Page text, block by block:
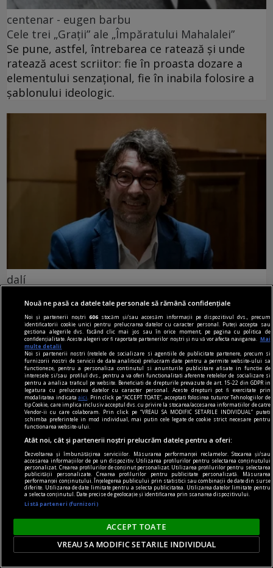
centenar - eugen barbu
Cele trei „Grații” ale „Împăratului Mahalalei”
Se pune, astfel, întrebarea ce ratează și unde
ratează acest scriitor: fie în proasta dozare a
elementului senzațional, fie în inabila folosire a
șablonului ideologic.
dalí
Dalí vorbește românilor pe limba lor,
spunîndu‑le, totuși, o poveste pe care nu o pot
auzi de la nici un alt artist.
Sever VOINESCU
dalí
„Bucureștiul reflectă perfect genul de om care a
Nouă ne pasă ca datele tale personale să rămână confidențiale
Noi și partenerii noștri606 stocăm și/sau accesăm informații pe dispozitivul dvs., precum
identificatorii cookie unici pentru prelucrarea datelor cu caracter personal. Puteți accepta sau
gestiona alegerile dvs. făcând clic mai jos sau în orice moment, pe pagina cu politica de
confidențialitate. Aceste alegeri vor fi raportate partenerilor noștri și nu vă vor afecta navigarea.
Mai
multe detalii
Noi si partenerii nostri (retelele de socializare si agentiile de publicitate partenere, precum si
furnizorii nostri de servicii de date analitice) prelucram date pentru a permite website-ului sa
functioneze, pentru a personaliza continutul si anunturile publicitare afisate in functie de
interesele si/sau profilul dvs., pentru a va oferi functionalitati aferente retelelor de socializare si
pentru a analiza traficul pe website. Beneficiati de drepturile prevazute de art. 15-22 din GDPR in
legatura cu prelucrarea datelor cu caracter personal. Aceste drepturi pot fi exercitate prin
modalitatea indicataaici
. Prin click pe “ACCEPT TOATE”, acceptati folosirea tuturor Tehnologiilor de
tip Cookie, care implica inclusiv acceptul dvs. cu privire la stocarea/accesarea informatiilor de catre
Vendor-ii cu care colaboram. Prin click pe “VREAU SA MODIFIC SETARILE INDIVIDUAL” puteti
schimba preferintele in mod individual, mai putin cele legate de cookie strict necesare pentru
functionarea website-ului.
Atât noi, cât și partenerii noștri prelucrăm datele pentru a oferi:
Dezvoltarea și îmbunătățirea serviciilor. Măsurarea performanței reclamelor. Stocarea și/sau
accesarea informațiilor de pe un dispozitiv. Utilizarea profilurilor pentru selectarea conținutului
personalizat. Crearea profilurilor de conținut personalizat. Utilizarea profilurilor pentru selectarea
publicității personalizate. Crearea profilurilor pentru publicitate personalizată. Măsurarea
performanței conținutului. Înțelegerea publicului prin statistici sau combinații de date din surse
diferite. Utilizarea de date limitate pentru a selecta publicitatea. Utilizarea datelor limitate pentru
a selecta conținutul. Date precise de geolocație și identificarea prin scanarea dispozitivului.
Listă parteneri (furnizori)
ACCEPT TOATE
VREAU SA MODIFIC SETARILE INDIVIDUAL